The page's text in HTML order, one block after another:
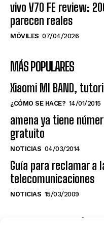
vivo V70 FE review:
parecen reales
MÓVILES 07/04/2026
MÁS POPULARES
Xiaomi MI BAND,
¿CÓMO SE HACE? 14/01/2015
amena ya tiene
gratuito
NOTICIAS 04/03/2014
Guía para reclamar a
telecomunicaciones
NOTICIAS 15/03/2009